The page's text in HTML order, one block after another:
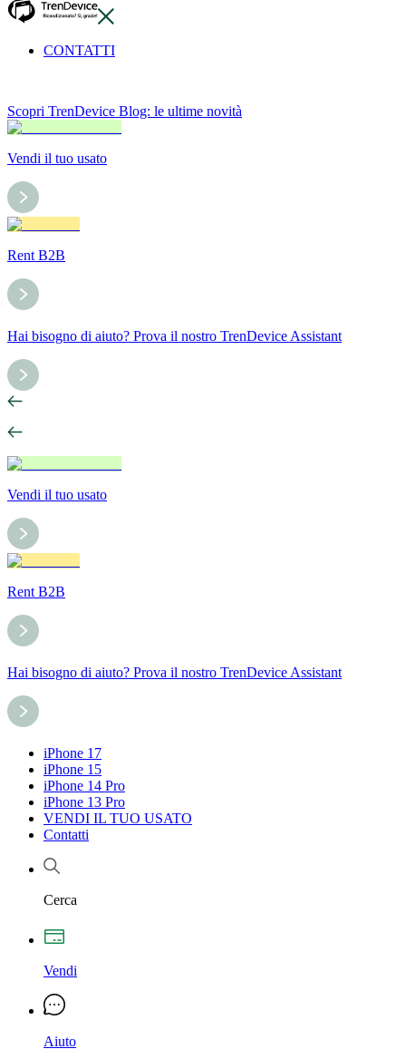
CONTATTI
Scopri TrenDevice Blog: le ultime novità
Vendi il tuo usato
Rent B2B
Hai bisogno di aiuto? Prova il nostro TrenDevice Assistant
Vendi il tuo usato
Rent B2B
Hai bisogno di aiuto? Prova il nostro TrenDevice Assistant
iPhone 17
iPhone 15
iPhone 14 Pro
iPhone 13 Pro
VENDI IL TUO USATO
Contatti
Cerca
Vendi
Aiuto